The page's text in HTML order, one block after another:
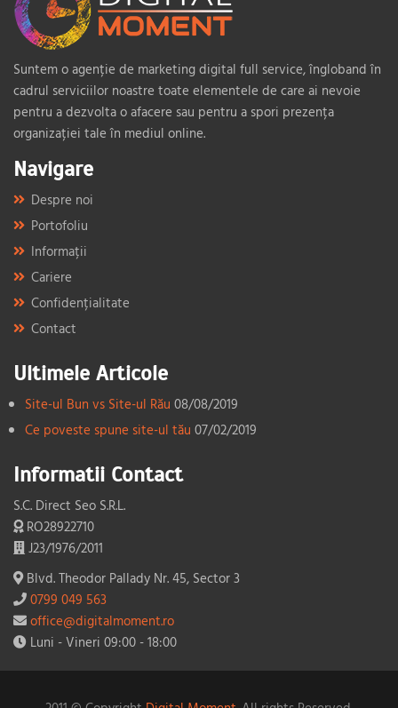
Suntem o agenție de marketing digital full service, îngloband în
cadrul serviciilor noastre toate elementele de care ai nevoie
pentru a dezvolta o afacere sau pentru a spori prezența
organizației tale în mediul online.
Navigare
Despre noi
Portofoliu
Informații
Cariere
Confidențialitate
Contact
Ultimele Articole
Site-ul Bun vs Site-ul Rău 08/08/2019
Ce poveste spune site-ul tău 07/02/2019
Informatii Contact
S.C. Direct Seo S.R.L.
RO28922710
J23/1976/2011
Blvd. Theodor Pallady Nr. 45, Sector 3
0799 049 563
office@digitalmoment.ro
Luni - Vineri 09:00 - 18:00